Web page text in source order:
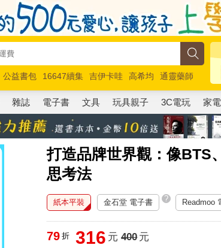
公益書包 16647續集 吉伊卡哇 高希均
通靈藥師
馬斯克 玩具總動員5 超慢跑
雜誌 電子書 文具 玩具親子 3C電玩 家電
打造品牌世界觀：像BTS
思考法
紙本平裝 金石堂 電子書 ? Readmoo
79 折 316 元 400元